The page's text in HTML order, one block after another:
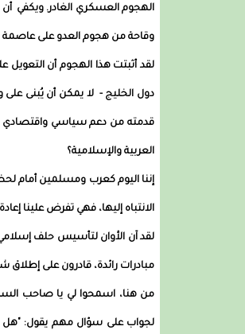
الهجوم العسكري الغادر. ويكفي أن
وقاحة من هجوم العدو على عاصمة
لقد أثبتت هذا الهجوم أن التعويل
دول الخليج - لا يمكن أن يُبنى على
قدمته من دعم سياسي واقتصادي
العربية والإسلامية؟
إننا اليوم كعرب ومسلمين أمام
الانتباه إليها، فهي تفرض علينا
لقد آن الأوان لتأسيس حلف
مبادرات رائدة، قادرون على إطلاق
من هنا، اسمحوا لي يا صاحب
لجواب على سؤال مهم يقول: "هل